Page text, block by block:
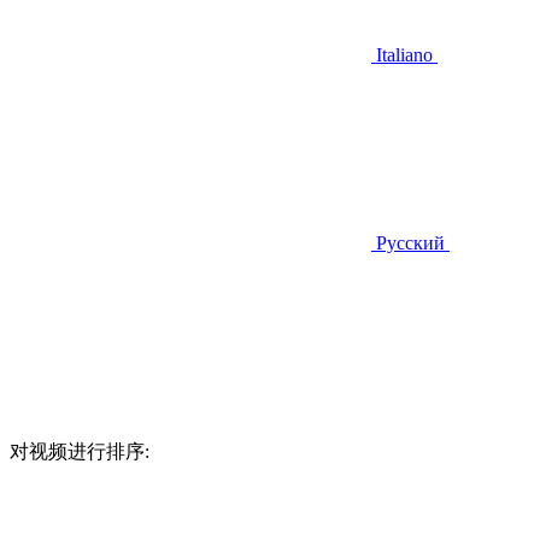
Italiano
Русский
对视频进行排序: